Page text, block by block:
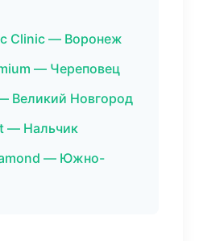
Clinic — Воронеж
— Череповец
Великий Новгород
— Нальчик
— Южно-